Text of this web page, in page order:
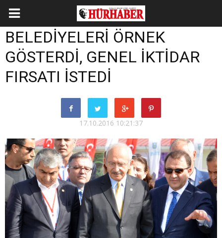
BELEDİYELERİ ÖRNEK
GÖSTERDİ, GENEL İKTİDAR
FIRSATI İSTEDİ
17.10.2016 10:21:37